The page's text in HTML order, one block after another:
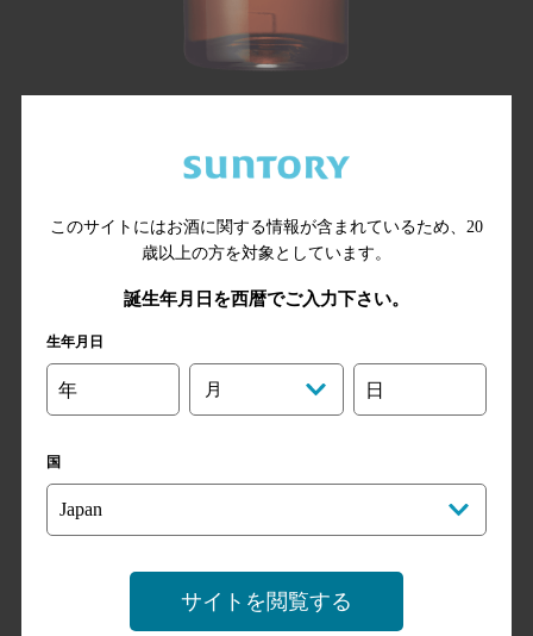
奥行きのある、圧倒的な熟成感。
酒齢18年以上のスパニッシュオーク樽熟成原酒を中心に、じっく
りと後熟したフルボディタイプ。圧倒的な熟成感を堪能できる逸
品です。
スパニッシュオーク樽熟成由来の甘いドライフルーツや香ばしい
チョコレートの香りが印象的。ミズナラ樽の長期熟成原酒も潜む
このサイトにはお酒に関する情報が含まれているため、 20
歳以上の方を対象としています。
誕生年月日を西暦でご入力下さい。
生年月日
年 月 日
国
サイトを閲覧する